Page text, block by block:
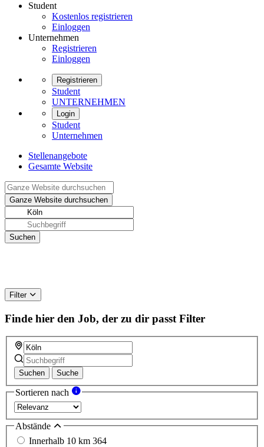
Student
Kostenlos registrieren
Einloggen
Unternehmen
Registrieren
Einloggen
Registrieren
Student
UNTERNEHMEN
Login
Student
Unternehmen
Stellenangebote
Gesamte Website
Filter
Finde hier den Job, der zu dir passt Filter
Suchen Suche
Sortieren nach
Abstände
Innerhalb 10 km 364